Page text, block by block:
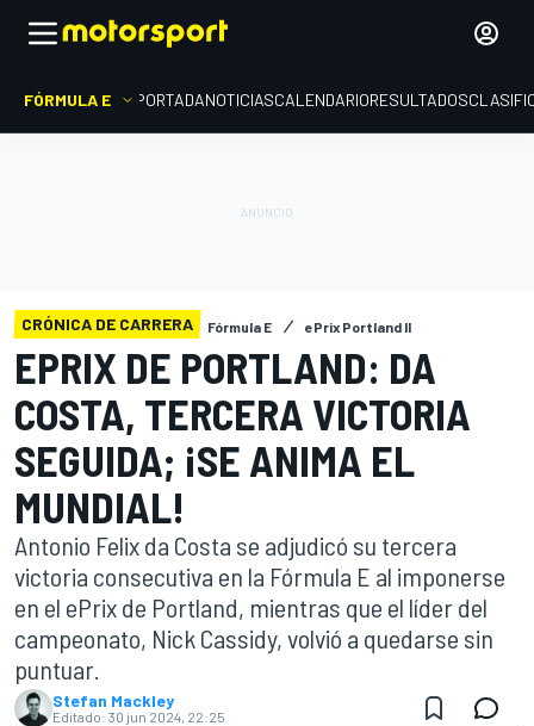
FÓRMULA E PORTADANOTICIASCALENDARIORESULTADOS
CRÓNICA DE CARRERA Fórmula E ePrix Portland II
EPRIX DE PORTLAND: DA
COSTA, TERCERA VICTORIA
SEGUIDA; ¡SE ANIMA EL
MUNDIAL!
Antonio Felix da Costa se adjudicó su tercera
victoria consecutiva en la Fórmula E al imponerse
en el ePrix de Portland, mientras que el líder del
campeonato, Nick Cassidy, volvió a quedarse sin
puntuar.
Stefan Mackley
Editado: 30 jun 2024, 22:25